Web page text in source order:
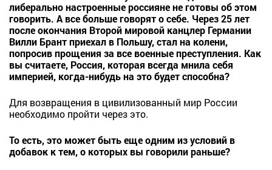
либерально настроенные россияне не готовы об этом
говорить. А все больше говорят о себе. Через 25 лет
после окончания Второй мировой канцлер Германии
Вилли Брант приехал в Польшу, стал на колени,
попросив прощения за все военные преступления. Как
вы считаете, Россия, которая всегда мнила себя
империей, когда-нибудь на это будет способна?
Для возвращения в цивилизованный мир России
необходимо пройти через это.
То есть, это может быть еще одним из условий в
добавок к тем, о которых вы говорили раньше?